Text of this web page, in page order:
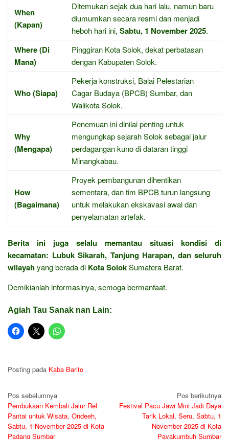
When
(Kapan)
Ditemukan sejak dua hari lalu, namun baru
diumumkan secara resmi dan menjadi
heboh hari ini, Sabtu, 1 November 2025.
Where (Di
Mana)
Pinggiran Kota Solok, dekat perbatasan
dengan Kabupaten Solok.
Who (Siapa)
Pekerja konstruksi, Balai Pelestarian
Cagar Budaya (BPCB) Sumbar, dan
Walikota Solok.
Why
(Mengapa)
Penemuan ini dinilai penting untuk
mengungkap sejarah Solok sebagai jalur
perdagangan kuno di dataran tinggi
Minangkabau.
How
(Bagaimana)
Proyek pembangunan dihentikan
sementara, dan tim BPCB turun langsung
untuk melakukan ekskavasi awal dan
penyelamatan artefak.
Berita ini juga selalu memantau situasi kondisi di
kecamatan: Lubuk Sikarah, Tanjung Harapan, dan seluruh
wilayahyang berada di Kota SolokSumatera Barat.
Demikianlah informasinya, semoga bermanfaat.
Agiah Tau Sanak nan Lain:
Posting pada Kaba Barito
Navigasi
pos
Pos sebelumnya
Pembukaan Kembali Jalur Rel
Pantai untuk Wisata, Ondeeh,
Sabtu, 1 November 2025 di Kota
Padang Sumbar
Pos berikutnya
Festival Pacu Jawi Mini Jadi Daya
Tarik Lokal, Seru, Sabtu, 1
November 2025 di Kota
Payakumbuh Sumbar